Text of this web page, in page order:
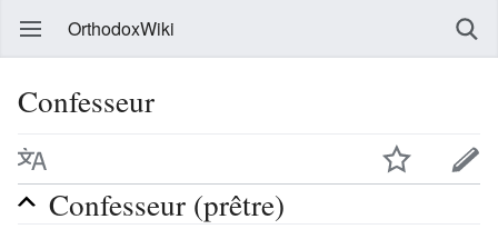
OrthodoxWiki
Confesseur
Confesseur (prêtre)